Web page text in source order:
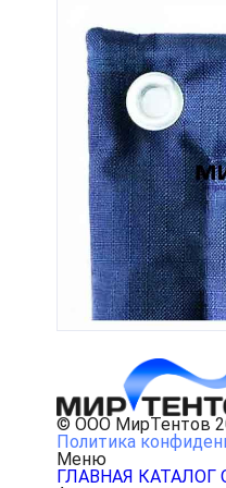
© ООО МирТентов
Политика
Меню
ГЛАВНАЯ КАТАЛОГ